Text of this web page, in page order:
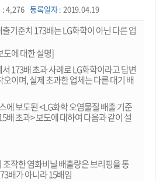
:4,276 등록일자 : 2019.04.19
기준치 173배는 LG화학이 아닌 다른 업
도에 대한 설명]
173배 초과 사례로 LG화학이라고 답변
오이며, 실제 초과한 업체는 다른 대기 배
보도된 <LG화학 오염물질 배출 기준
배 초과> 보도에 대하여 다음과 같이 설
작한 염화비닐 배출량은 브리핑을 통
배가 아니라 15배임